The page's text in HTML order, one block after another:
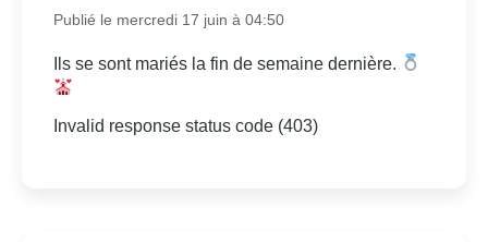
Publié le mercredi 17 juin à 04:50
Ils se sont mariés la fin de semaine dernière.
Invalid response status code (403)